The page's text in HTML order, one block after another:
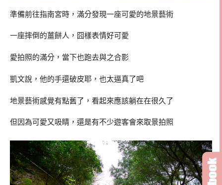
準備前往指南宮時，滿分發現一座可愛的地景藝術
一座摔倒的薑餅人，囧樣表情好可愛
愛拍照的滿分，當下也跑去與之合影
凱文說，他的手還破皮耶，也太逼真了吧
地景藝術感覺有點舊了，看起來應該躺在在很久了
但因為可愛又吸睛，還是有不少遊客會來取景拍照